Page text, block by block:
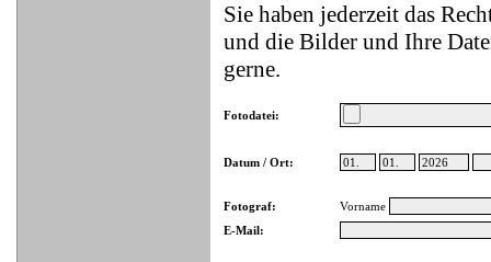
Sie haben jederzeit das
und die Bilder und Ihre
gerne.
Fotodatei:
Datum / Ort:
Fotograf:
Vorname
E-Mail: